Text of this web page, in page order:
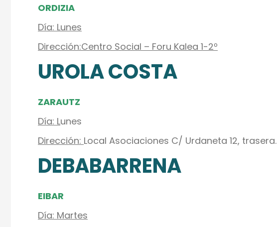
ORDIZIA
Día: Lunes
Dirección:Centro Social – Foru Kalea 1-2º
UROLA COSTA
ZARAUTZ
Día: Lunes
Dirección: Local Asociaciones C/ Urdaneta 12, trasera.
DEBABARRENA
EIBAR
Día: Martes